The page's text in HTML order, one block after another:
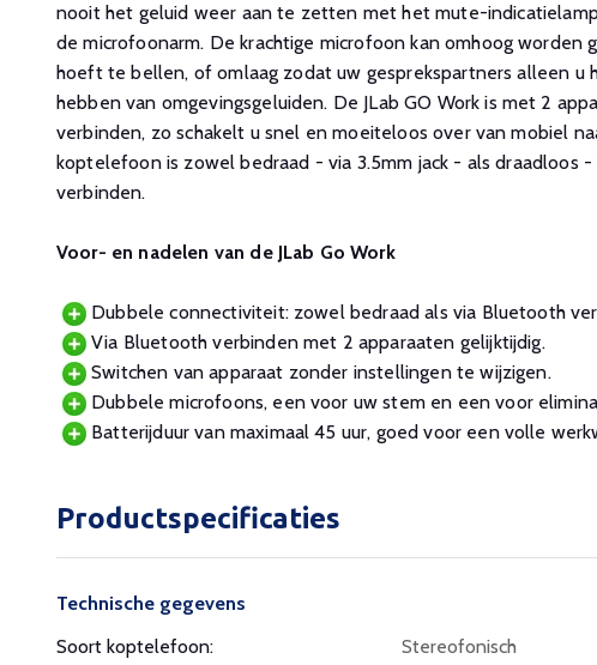
nooit het geluid weer aan te zetten met het mute-
de microfoonarm. De krachtige microfoon kan omhoog worden
hoeft te bellen, of omlaag zodat uw gesprekspartners alleen u
hebben van omgevingsgeluiden. De JLab GO Work is met 2
verbinden, zo schakelt u snel en moeiteloos over van mobiel
koptelefoon is zowel bedraad - via 3.5mm jack - als draadloos
verbinden.
Voor- en nadelen van de JLab Go Work
Dubbele connectiviteit: zowel bedraad als via Bluetooth
Via Bluetooth verbinden met 2 apparaaten gelijktijdig.
Switchen van apparaat zonder instellingen te wijzigen.
Dubbele microfoons, een voor uw stem en een voor
Batterijduur van maximaal 45 uur, goed voor een volle
Productspecificaties
Technische gegevens
Soort koptelefoon:
Stereofonisch